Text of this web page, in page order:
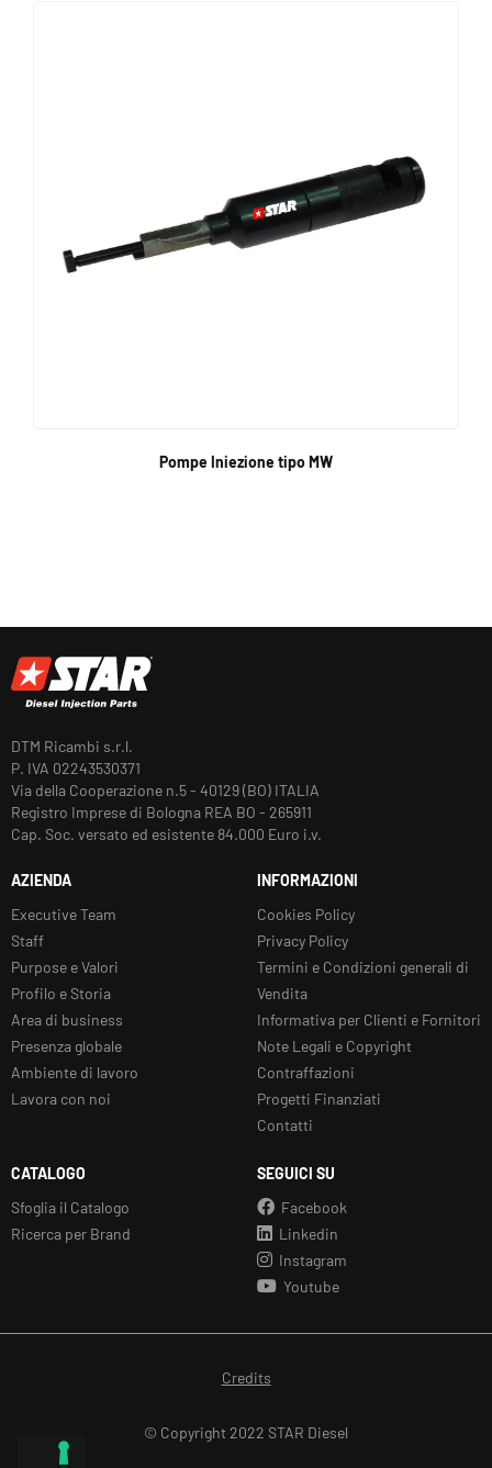
Pompe Iniezione tipo MW
DTM Ricambi s.r.l.
P. IVA 02243530371
Via della Cooperazione n.5 - 40129 (BO) ITALIA
Registro Imprese di Bologna REA BO - 265911
Cap. Soc. versato ed esistente 84.000 Euro i.v.
AZIENDA
Executive Team
Staff
Purpose e Valori
Profilo e Storia
Area di business
Presenza globale
Ambiente di lavoro
Lavora con noi
INFORMAZIONI
Cookies Policy
Privacy Policy
Termini e Condizioni generali di
Vendita
Informativa per Clienti e Fornitori
Note Legali e Copyright
Contraffazioni
Progetti Finanziati
Contatti
CATALOGO
Sfoglia il Catalogo
Ricerca per Brand
SEGUICI SU
Facebook
Linkedin
Instagram
Youtube
Credits
© Copyright 2022 STAR Diesel